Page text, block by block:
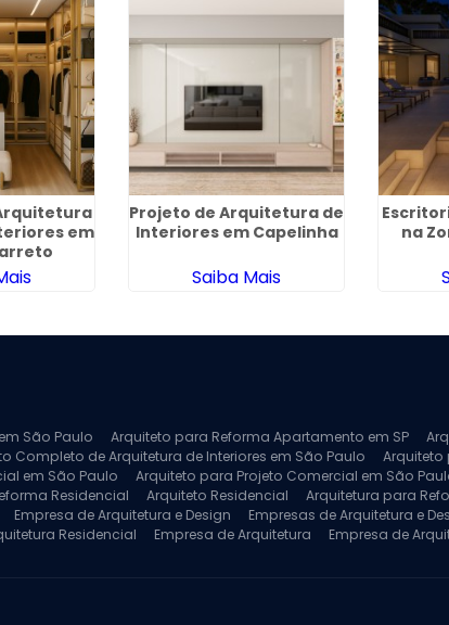
em
Projeto de Arquitetura de
Interiores em Capelinha
Saiba Mais
na
São Paulo Arquiteto para Reforma Apartamento em SP
Completo de Arquitetura de Interiores em São Paulo
Arquiteto
em São Paulo Arquiteto para Projeto Comercial em São
Residencial Arquiteto Residencial Arquitetura para
Empresa de Arquitetura e Design Empresas de Arquitetura e
Residencial Empresa de Arquitetura Empresa de